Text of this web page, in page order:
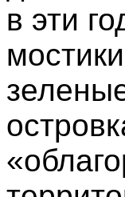
в эти